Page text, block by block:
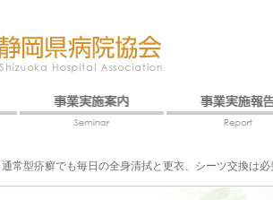
通常型疥癬でも毎日の全身清拭と更衣、シーツ交換は必